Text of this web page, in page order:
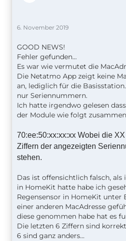
6. November 2019
GOOD NEWS!
Fehler gefunden...
Es war wie vermutet die
Die Netatmo App zeigt keine
an, lediglich für die
nur Seriennummern.
Ich hatte irgendwo gelesen
der Module wie folgt
70:ee:50:xx:xx:xx Wobei die
Ziffern der angezeigten
stehen.
Das ist offensichtlich falsch, als
in HomeKit hatte habe ich
Regensensor in HomeKit unter
einer anderen MacAdresse
diese genommen habe hat es
Die letzten 6 Ziffern sind
6 sind ganz anders...